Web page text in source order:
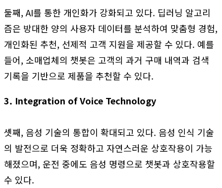
둘째, AI를 통한 개인화가 강화되고 있다. 딥러닝 알고리
즘은 방대한 양의 사용자 데이터를 분석하여 맞춤형 경험,
개인화된 추천, 선제적 고객 지원을 제공할 수 있다. 예를
들어, 소매업체의 챗봇은 고객의 과거 구매 내역과 검색
기록을 기반으로 제품을 추천할 수 있다.
3. Integration of Voice Technology
셋째, 음성 기술의 통합이 확대되고 있다. 음성 인식 기술
의 발전으로 더욱 정확하고 자연스러운 상호작용이 가능
해졌으며, 운전 중에도 음성 명령으로 챗봇과 상호작용할
수 있다.